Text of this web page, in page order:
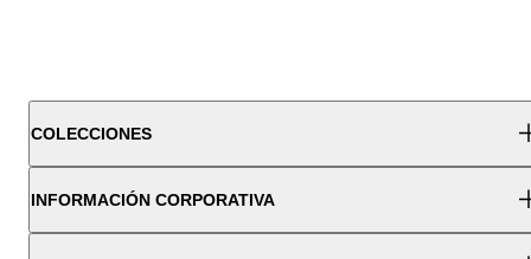
COLECCIONES
INFORMACIÓN CORPORATIVA